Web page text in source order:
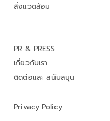
สิ่งแวดล้อม
PR & PRESS
เกี่ยวกับเรา
ติดต่อและ สนับสนุน
Privacy Policy